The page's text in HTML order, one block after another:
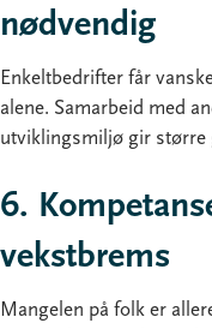
nødvendig
Enkeltbedrifter får
alene. Samarbeid med
utviklingsmiljø gir større
6.
vekstbrems
Mangelen på folk er